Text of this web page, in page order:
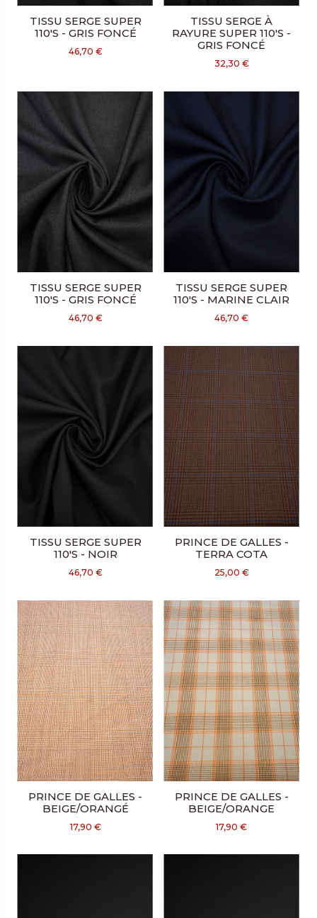
TISSU SERGE SUPER
110'S - GRIS FONCÉ
46,70 €
TISSU SERGE À
RAYURE SUPER 110'S -
GRIS FONCÉ
32,30 €
TISSU SERGE SUPER
110'S - GRIS FONCÉ
46,70 €
TISSU SERGE SUPER
110'S - MARINE CLAIR
46,70 €
TISSU SERGE SUPER
110'S - NOIR
46,70 €
PRINCE DE GALLES -
TERRA COTA
25,00 €
PRINCE DE GALLES -
BEIGE/ORANGÉ
17,90 €
PRINCE DE GALLES -
BEIGE/ORANGE
17,90 €